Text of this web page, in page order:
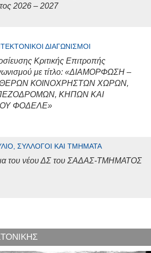
2026 – 2027
ΔΙΑΓΩΝΙΣΜΟΊ
Κριτικής Επιτροπής
με τίτλο: «ΔΙΑΜΟΡΦΩΣΗ –
ΚΟΙΝΟΧΡΗΣΤΩΝ ΧΩΡΩΝ,
ΚΗΠΩΝ ΚΑΙ
ΦΟΔΕΛΕ»
ΣΎΛΛΟΓΟΙ ΚΑΙ ΤΜΉΜΑΤΑ
του νέου ΔΣ του ΣΑΔΑΣ-ΤΜΗΜΑΤΟΣ